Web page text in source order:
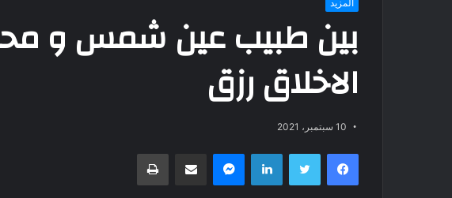
المزيد
بين طبيب عين شمس و
الاخلاق رزق
10 سبتمبر، 2021
فيسبوك تويتر لينكدإن ماسنجر مشاركة عبر البريد طباعة